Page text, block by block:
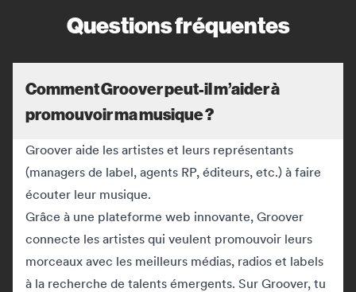
Questions fréquentes
Comment Groover peut-il m’aider à
promouvoir ma musique ?
Groover aide les artistes et leurs représentants
(managers de label, agents RP, éditeurs, etc.) à faire
écouter leur musique.
Grâce à une plateforme web innovante, Groover
connecte les artistes qui veulent promouvoir leurs
morceaux avec les meilleurs médias, radios et labels
à la recherche de talents émergents. Sur Groover, tu